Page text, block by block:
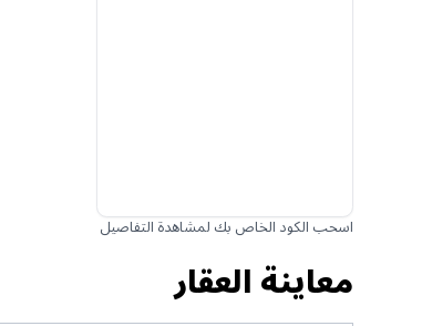
اسحب الكود الخاص بك لمشاهدة التفاصيل
معاينة العقار